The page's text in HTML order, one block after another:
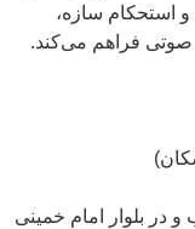
استحکام سازه،
صوتی فراهم می‌کند.
در بلوار امام خمینی